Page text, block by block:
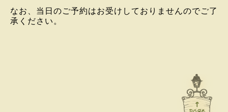
なお、当日のご予約はお受けしておりませんのでご了
承ください。